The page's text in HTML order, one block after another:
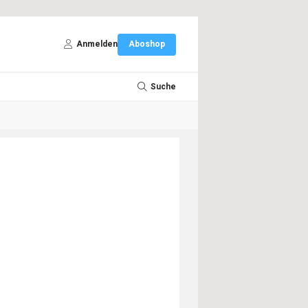
Anmelden Aboshop
Suche